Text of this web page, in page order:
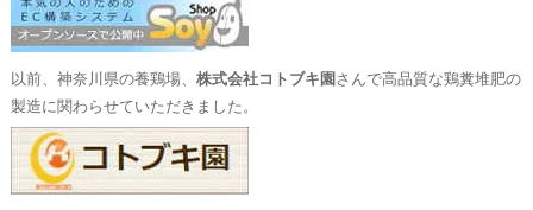
以前、神奈川県の養鶏場、 株式会社コトブキ園 さんで高品質な鶏糞堆肥の
製造に関わらせていただきました。